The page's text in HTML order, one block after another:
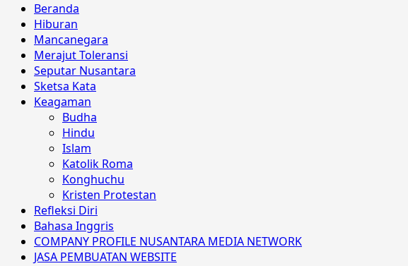
Beranda
Hiburan
Mancanegara
Merajut Toleransi
Seputar Nusantara
Sketsa Kata
Keagaman
Budha
Hindu
Islam
Katolik Roma
Konghuchu
Kristen Protestan
Refleksi Diri
Bahasa Inggris
COMPANY PROFILE NUSANTARA MEDIA NETWORK
JASA PEMBUATAN WEBSITE